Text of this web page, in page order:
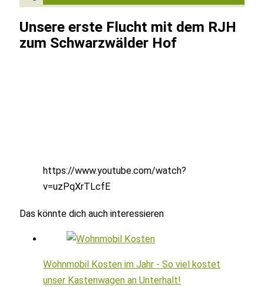
Unsere erste Flucht mit dem RJH
zum Schwarzwälder Hof
https://www.youtube.com/watch?
v=uzPqXrTLcfE
Das könnte dich auch interessieren
Wohnmobil Kosten im Jahr - So viel kostet
unser Kastenwagen an Unterhalt!